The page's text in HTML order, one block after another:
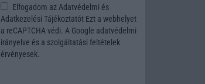
Elfogadom az Adatvédelmi és
Adatkezelési TájékoztatótEzt a webhelyet
a reCAPTCHA védi. A Google adatvédelmi
irányelve és a szolgáltatási feltételek
érvényesek.